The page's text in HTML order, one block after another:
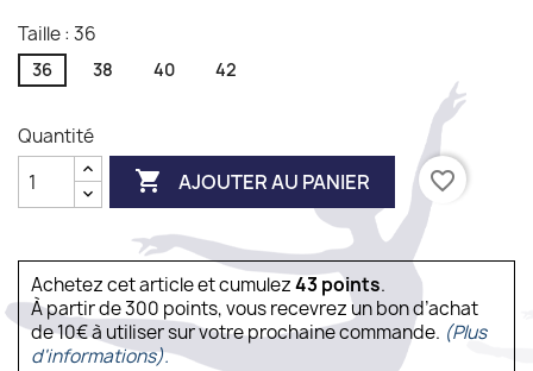
Taille : 36
36 38 40 42
Quantité
 AJOUTER AU PANIER favorite_border
Achetez cet article et cumulez43 points.
À partir de 300 points, vous recevrez un bon d’achat
de 10€ à utiliser sur votre prochaine commande. (Plus
d'informations).